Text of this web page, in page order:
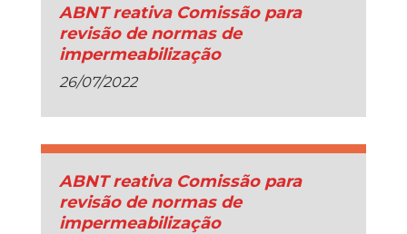
ABNT reativa Comissão para
revisão de normas de
impermeabilização
26/07/2022
ABNT reativa Comissão para
revisão de normas de
impermeabilização